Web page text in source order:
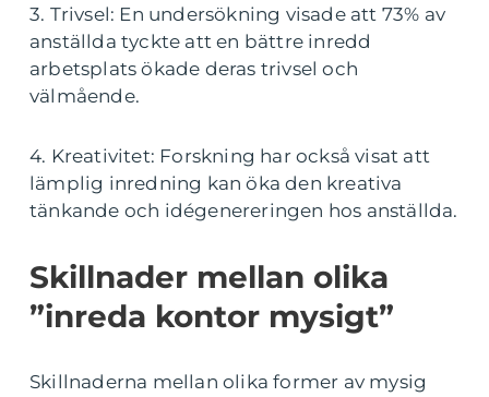
3. Trivsel: En undersökning visade att 73% av
anställda tyckte att en bättre inredd
arbetsplats ökade deras trivsel och
välmående.
4. Kreativitet: Forskning har också visat att
lämplig inredning kan öka den kreativa
tänkande och idégenereringen hos anställda.
Skillnader mellan olika
”inreda kontor mysigt”
Skillnaderna mellan olika former av mysig